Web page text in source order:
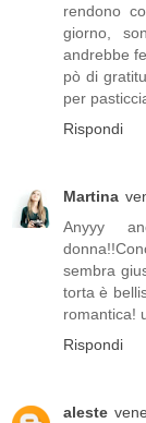
rendono
giorno,
andrebbe
pò di
per
Rispondi
Martina
Anyyy
sembra
torta è
romantica!
Rispondi
aleste